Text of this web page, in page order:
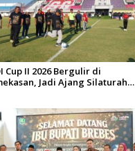
Cup II 2026 Bergulir di
Jadi Ajang Silaturahmi